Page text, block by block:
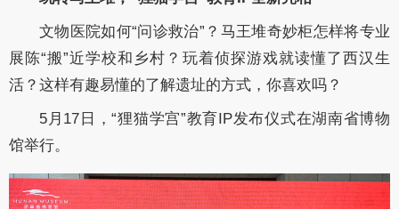
文物医院如何“问诊救治”？马王堆奇妙柜怎样将专业
展陈“搬”近学校和乡村？玩着侦探游戏就读懂了西汉生
活？这样有趣易懂的了解遗址的方式，你喜欢吗？
5月17日，“狸猫学宫”教育IP发布仪式在湖南省博物
馆举行。